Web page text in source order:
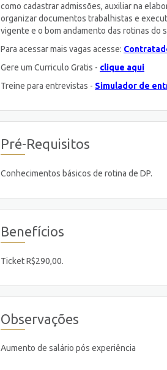
como cadastrar admissões, auxiliar na
organizar documentos trabalhistas e
vigente e o bom andamento das rotinas do
Para acessar mais vagas acesse:
Gere um Curriculo Gratis - clique aqui
Treine para entrevistas - Simulador de
Pré-Requisitos
Conhecimentos básicos de rotina de DP.
Benefícios
Ticket R$290,00.
Observações
Aumento de salário pós experiência